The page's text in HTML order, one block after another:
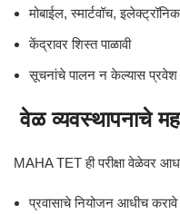
मोबाईल, स्मार्टवॉच,
केंद्रावर शिस्त पाळावी
सूचनांचे पालन न केल्यास प्रवेश
वेळ व्यवस्थापनाचे
MAHA TET ही परीक्षा वेळेवर
प्रवासाचे नियोजन आधीच करावे